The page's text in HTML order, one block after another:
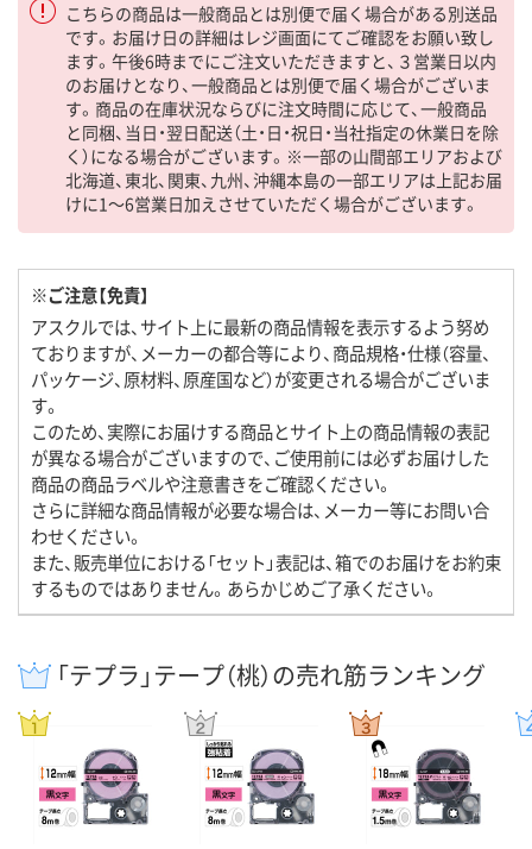
こちらの商品は一般商品とは別便で届く場合がある別送品
です。お届け日の詳細はレジ画面にてご確認をお願い致し
ます。午後6時までにご注文いただきますと、３営業日以内
のお届けとなり、一般商品とは別便で届く場合がございま
す。商品の在庫状況ならびに注文時間に応じて、一般商品
と同梱、当日・翌日配送（土・日・祝日・当社指定の休業日を除
く）になる場合がございます。※一部の山間部エリアおよび
北海道、東北、関東、九州、沖縄本島の一部エリアは上記お届
けに1～6営業日加えさせていただく場合がございます。
※ご注意【免責】
アスクルでは、サイト上に最新の商品情報を表示するよう努め
ておりますが、メーカーの都合等により、商品規格・仕様（容量、
パッケージ、原材料、原産国など）が変更される場合がございま
す。
このため、実際にお届けする商品とサイト上の商品情報の表記
が異なる場合がございますので、ご使用前には必ずお届けした
商品の商品ラベルや注意書きをご確認ください。
さらに詳細な商品情報が必要な場合は、メーカー等にお問い合
わせください。
また、販売単位における「セット」表記は、箱でのお届けをお約束
するものではありません。あらかじめご了承ください。
「テプラ」テープ（桃）の売れ筋ランキング